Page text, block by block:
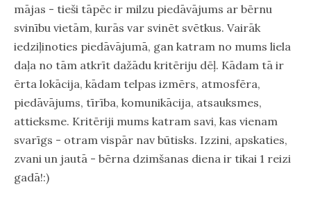
mājas - tieši tāpēc ir milzu piedāvājums ar bērnu
svinību vietām, kurās var svinēt svētkus. Vairāk
iedziļinoties piedāvājumā, gan katram no mums liela
daļa no tām atkrīt dažādu kritēriju dēļ. Kādam tā ir
ērta lokācija, kādam telpas izmērs, atmosfēra,
piedāvājums, tīrība, komunikācija, atsauksmes,
attieksme. Kritēriji mums katram savi, kas vienam
svarīgs - otram vispār nav būtisks. Izzini, apskaties,
zvani un jautā - bērna dzimšanas diena ir tikai 1 reizi
gadā!:)